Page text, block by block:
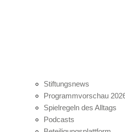
Stiftungsnews
Programmvorschau
Spielregeln des Alltags
Podcasts